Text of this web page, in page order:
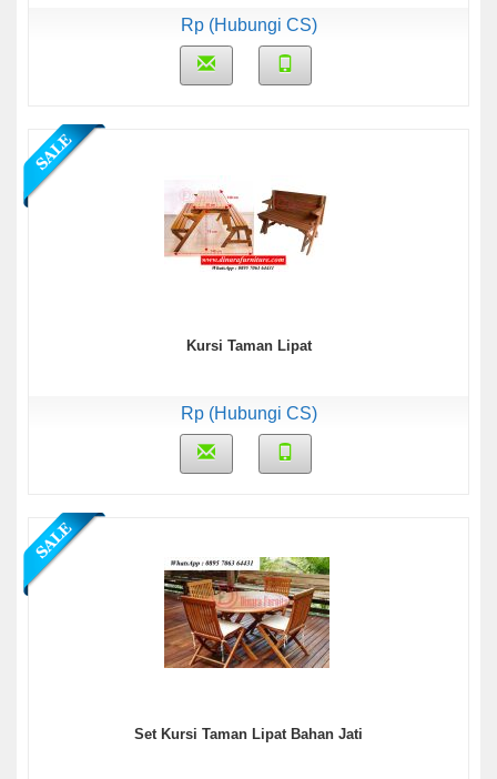
Rp (Hubungi CS)
Kursi Taman Lipat
Rp (Hubungi CS)
Set Kursi Taman Lipat Bahan Jati